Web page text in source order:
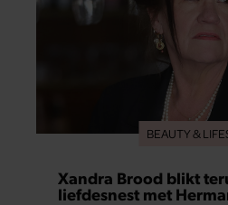
BEAUTY &
Xandra Brood blikt
liefdesnest met